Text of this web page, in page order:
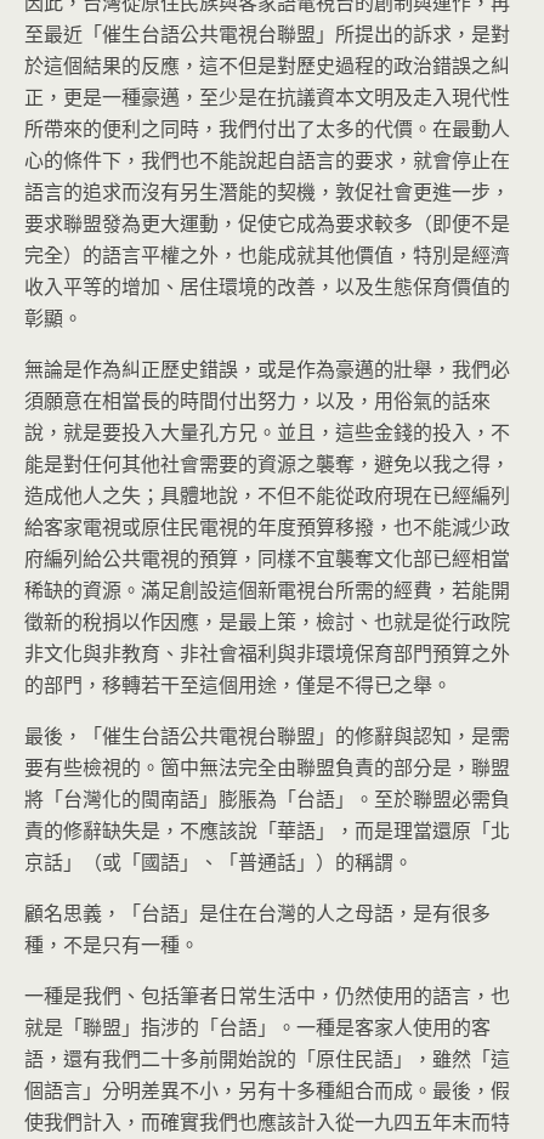
至最近「催生台語公共電視台聯盟」所提出的訴求，是對
於這個結果的反應，這不但是對歷史過程的政治錯誤之糾
正，更是一種豪邁，至少是在抗議資本文明及走入現代性
所帶來的便利之同時，我們付出了太多的代價。在最動人
心的條件下，我們也不能說起自語言的要求，就會停止在
語言的追求而沒有另生潛能的契機，敦促社會更進一步，
要求聯盟發為更大運動，促使它成為要求較多（即便不是
完全）的語言平權之外，也能成就其他價值，特別是經濟
收入平等的增加、居住環境的改善，以及生態保育價值的
彰顯。
無論是作為糾正歷史錯誤，或是作為豪邁的壯舉，我們必
須願意在相當長的時間付出努力，以及，用俗氣的話來
說，就是要投入大量孔方兄。並且，這些金錢的投入，不
能是對任何其他社會需要的資源之襲奪，避免以我之得，
造成他人之失；具體地說，不但不能從政府現在已經編列
給客家電視或原住民電視的年度預算移撥，也不能減少政
府編列給公共電視的預算，同樣不宜襲奪文化部已經相當
稀缺的資源。滿足創設這個新電視台所需的經費，若能開
徵新的稅捐以作因應，是最上策，檢討、也就是從行政院
非文化與非教育、非社會福利與非環境保育部門預算之外
的部門，移轉若干至這個用途，僅是不得已之舉。
最後，「催生台語公共電視台聯盟」的修辭與認知，是需
要有些檢視的。箇中無法完全由聯盟負責的部分是，聯盟
將「台灣化的閩南語」膨脹為「台語」。至於聯盟必需負
責的修辭缺失是，不應該說「華語」，而是理當還原「北
京話」（或「國語」、「普通話」）的稱謂。
顧名思義，「台語」是住在台灣的人之母語，是有很多
種，不是只有一種。
一種是我們、包括筆者日常生活中，仍然使用的語言，也
就是「聯盟」指涉的「台語」。一種是客家人使用的客
語，還有我們二十多前開始說的「原住民語」，雖然「這
個語言」分明差異不小，另有十多種組合而成。最後，假
使我們計入，而確實我們也應該計入從一九四五年末而特